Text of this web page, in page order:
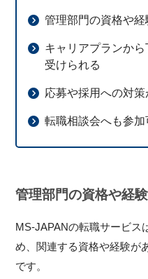
管理部門の資格や
キャリアプランか
受けられる
応募や採用への対
転職相談会へも参加
管理部門の資格や経
MS-JAPANの転職サービス
め、関連する資格や経験が
です。